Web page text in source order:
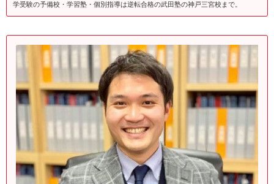
学受験の予備校・学習塾・個別指導は逆転合格の武田塾の神戸三宮校まで。